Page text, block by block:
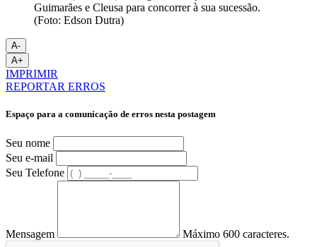
Guimarães e Cleusa para concorrer à sua sucessão.
(Foto: Edson Dutra)
A-
A+
IMPRIMIR
REPORTAR ERROS
Espaço para a comunicação de erros nesta postagem
Seu nome
Seu e-mail
Seu Telefone
Mensagem Máximo 600 caracteres.